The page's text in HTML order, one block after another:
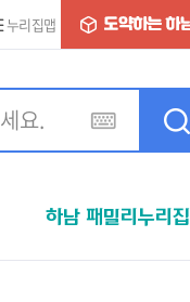
누리집맵
하남 패밀리누리집